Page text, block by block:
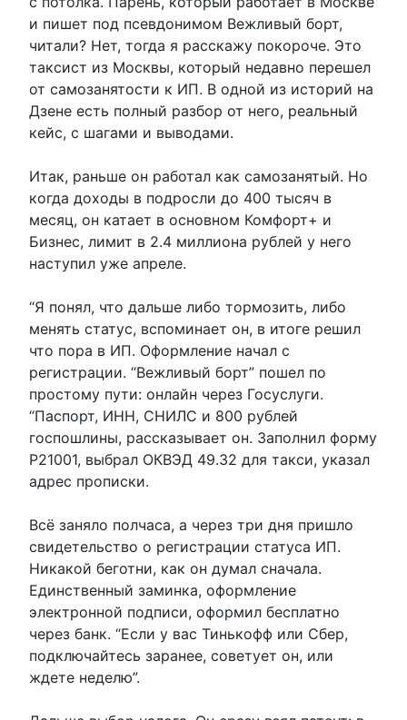
и пишет под псевдонимом Вежливый борт,
читали? Нет, тогда я расскажу покороче. Это
таксист из Москвы, который недавно перешел
от самозанятости к ИП. В одной из историй на
Дзене есть полный разбор от него, реальный
кейс, с шагами и выводами.
Итак, раньше он работал как самозанятый. Но
когда доходы в подросли до 400 тысяч в
месяц, он катает в основном Комфорт+ и
Бизнес, лимит в 2.4 миллиона рублей у него
наступил уже апреле.
“Я понял, что дальше либо тормозить, либо
менять статус, вспоминает он, в итоге решил
что пора в ИП. Оформление начал с
регистрации. “Вежливый борт” пошел по
простому пути: онлайн через Госуслуги.
“Паспорт, ИНН, СНИЛС и 800 рублей
госпошлины, рассказывает он. Заполнил форму
Р21001, выбрал ОКВЭД 49.32 для такси, указал
адрес прописки.
Всё заняло полчаса, а через три дня пришло
свидетельство о регистрации статуса ИП.
Никакой беготни, как он думал сначала.
Единственный заминка, оформление
электронной подписи, оформил бесплатно
через банк. “Если у вас Тинькофф или Сбер,
подключайтесь заранее, советует он, или
ждете неделю”.